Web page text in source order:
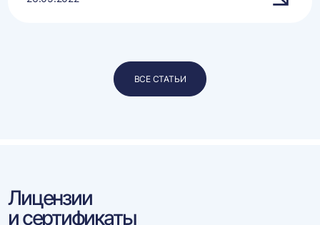
ВСЕ СТАТЬИ
Лицензии
и сертификаты